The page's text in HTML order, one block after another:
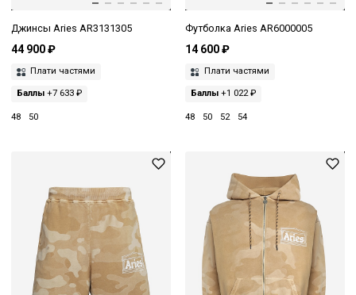
Джинсы Aries AR3131305
44 900 ₽
Плати частями
Баллы +7 633 ₽
48 50
Футболка Aries AR6000005
14 600 ₽
Плати частями
Баллы+1 022 ₽
48 50 52 54